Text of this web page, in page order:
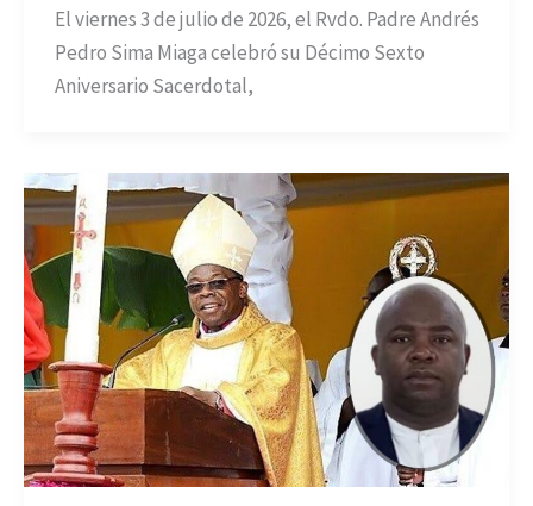
El viernes 3 de julio de 2026, el Rvdo. Padre Andrés
Pedro Sima Miaga celebró su Décimo Sexto
Aniversario Sacerdotal,